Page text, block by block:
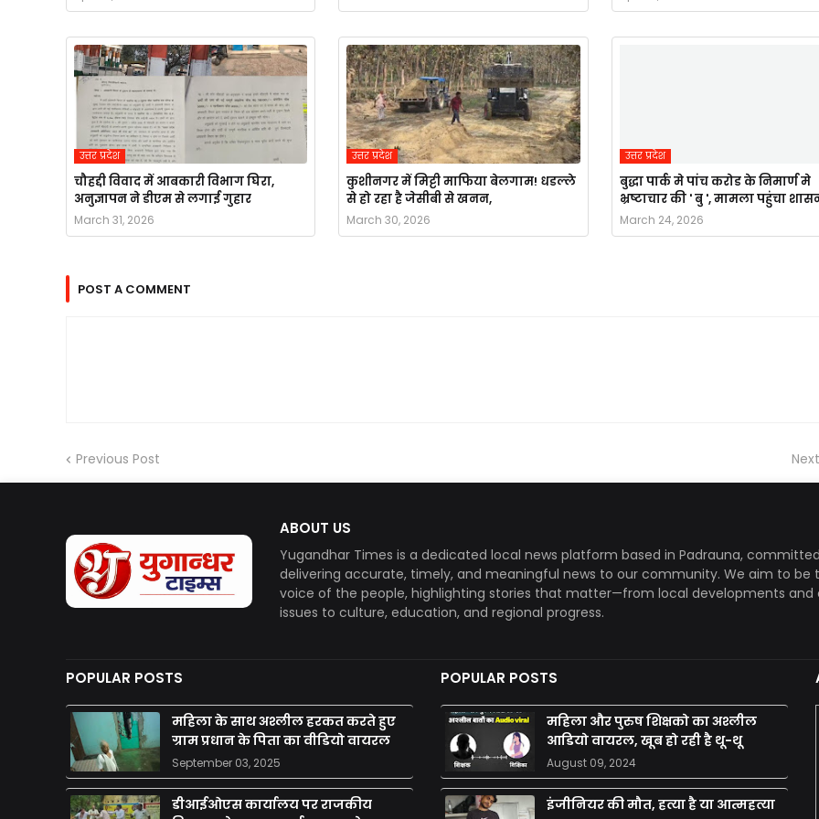
उत्तर प्रदेश
चौहद्दी विवाद में आबकारी विभाग घिरा,
अनुज्ञापन ने डीएम से लगाई गुहार
March 31, 2026
उत्तर प्रदेश
कुशीनगर में मिट्टी माफिया बेलगाम! धडल्ले
से हो रहा है जेसीबी से खनन,
March 30, 2026
उत्तर प्रदेश
बुद्धा पार्क मे पांच करोड के निमार्ण मे
भ्रष्टाचार की ' बु ', मामला पहुंचा
March 24, 2026
POST A COMMENT
Previous Post
ABOUT US
Yugandhar Times is a dedicated local news platform based in Padrauna,
delivering accurate, timely, and meaningful news to our community. We aim to be
voice of the people, highlighting stories that matter—from local developments and
issues to culture, education, and regional progress.
POPULAR POSTS
महिला के साथ अश्लील हरकत करते हुए
ग्राम प्रधान के पिता का वीडियो वायरल
September 03, 2025
डीआईओएस कार्यालय पर राजकीय
POPULAR POSTS
महिला और पुरुष शिक्षको का अश्लील
आडियो वायरल, खूब हो रही है थू-थू
August 09, 2024
इंजीनियर की मौत, हत्या है या आत्महत्या